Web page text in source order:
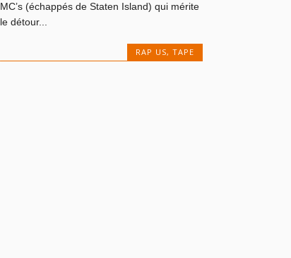
MC’s (échappés de Staten Island) qui mérite
le détour...
RAP US, TAPE